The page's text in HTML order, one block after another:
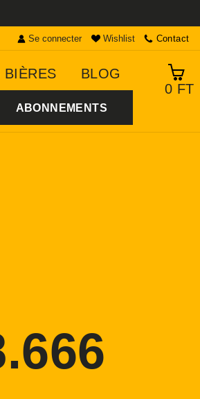
Se connecter Wishlist Contact
BIÈRES BLOG
ABONNEMENTS
0 FT